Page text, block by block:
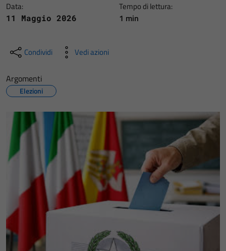
Data:
11 Maggio 2026
Tempo di lettura:
1 min
Condividi Vedi azioni
Argomenti
Elezioni